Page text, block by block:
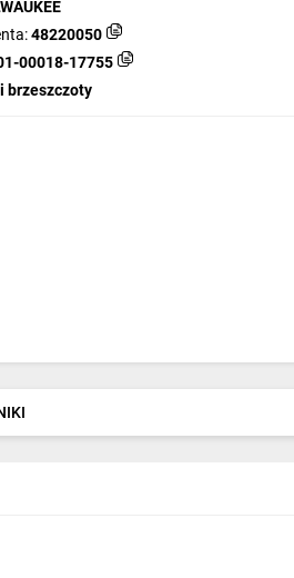
48220050
00018-17755
i brzeszczoty